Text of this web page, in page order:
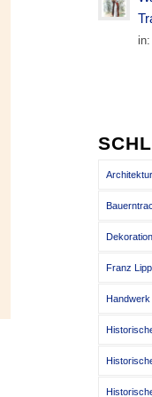
in:
Architektur
Dekoration
Franz
Handwerk